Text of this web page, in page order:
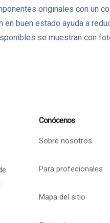
originales con un
buen estado ayuda a
se muestran con
Conócenos
Sobre nosotros
Para profecionales
Mapa del sitio